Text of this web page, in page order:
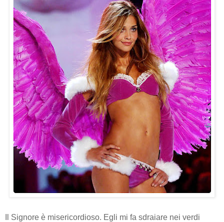
Il Signore è misericordioso. Egli mi fa sdraiare nei verdi